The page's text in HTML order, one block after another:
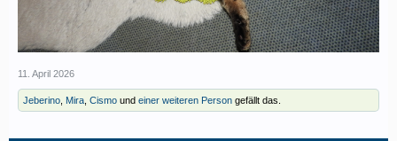
11. April 2026
Jeberino Mira Cismo und einer weiteren Person gefällt das.